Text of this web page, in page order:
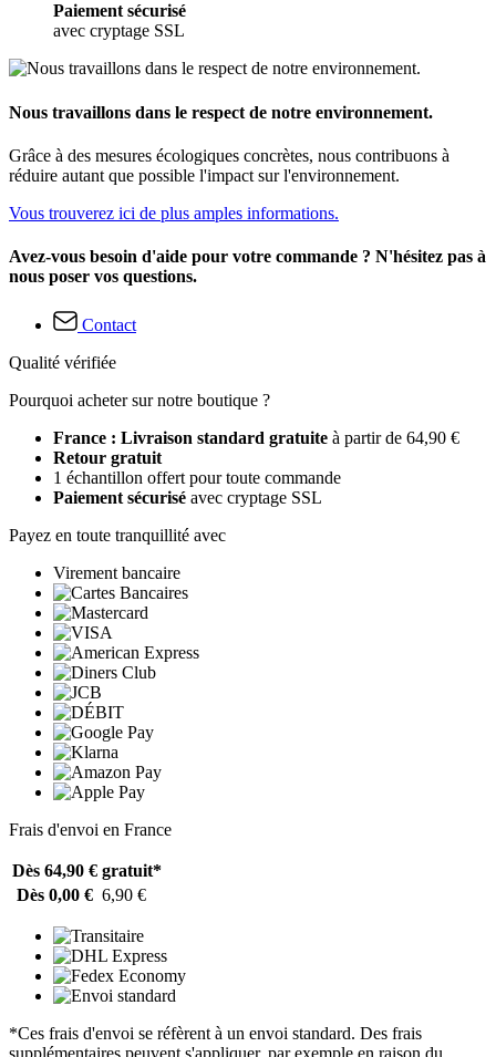
Paiement sécurisé
avec cryptage SSL
Nous travaillons dans le respect de notre environnement.
Grâce à des mesures écologiques concrètes, nous contribuons à
réduire autant que possible l'impact sur l'environnement.
Vous trouverez ici de plus amples informations.
Avez-vous besoin d'aide pour votre commande ? N'hésitez pas à
nous poser vos questions.
Contact
Qualité vérifiée
Pourquoi acheter sur notre boutique ?
France : Livraison standard gratuite à partir de 64,90 €
Retour gratuit
1 échantillon offert pour toute commande
Paiement sécurisé avec cryptage SSL
Payez en toute tranquillité avec
Virement bancaire
Frais d'envoi en France
Dès 64,90 € gratuit*
Dès 0,00 € 6,90 €
*Ces frais d'envoi se réfèrent à un envoi standard. Des frais
supplémentaires peuvent s'appliquer, par exemple en raison du